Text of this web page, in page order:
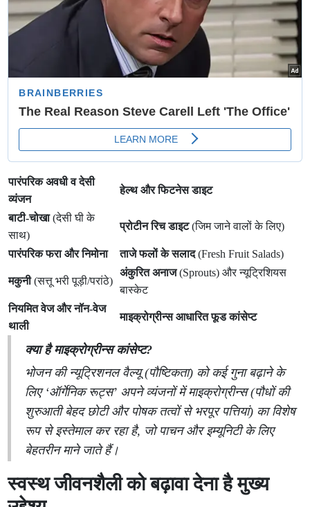
पारंपरिक अवधी व देसी
व्यंजन
हेल्थ और फिटनेस डाइट
बाटी-चोखा(देसी घी के
साथ)
प्रोटीन रिच डाइट(जिम जाने वालों के लिए)
पारंपरिक फरा और निमोना ताजे फलों के सलाद(Fresh Fruit Salads)
मकुनी(सत्तू भरी पूड़ी/परांठे)
अंकुरित अनाज(Sprouts) और न्यूट्रिशियस
बास्केट
नियमित वेज और नॉन-वेज
थाली
माइक्रोग्रीन्स आधारित फूड कांसेप्ट
क्या है माइक्रोग्रीन्स कांसेप्ट?
भोजन की न्यूट्रिशनल वैल्यू (पौष्टिकता) को कई गुना बढ़ाने के
लिए ‘ऑर्गेनिक रूट्स’ अपने व्यंजनों में माइक्रोग्रीन्स (पौधों की
शुरुआती बेहद छोटी और पोषक तत्वों से भरपूर पत्तियां) का विशेष
रूप से इस्तेमाल कर रहा है, जो पाचन और इम्यूनिटी के लिए
बेहतरीन माने जाते हैं।
स्वस्थ जीवनशैली को बढ़ावा देना है मुख्य